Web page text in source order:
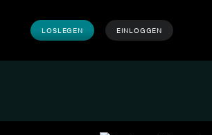
LOSLEGEN EINLOGGEN